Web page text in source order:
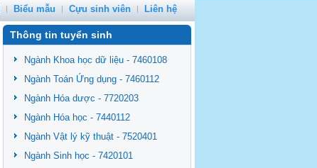
Biểu mẫu Cựu sinh viên Liên hệ
Thông tin tuyển sinh
Ngành Khoa học dữ liệu - 7460108
Ngành Toán Ứng dụng - 7460112
Ngành Hóa dược - 7720203
Ngành Hóa học - 7440112
Ngành Vật lý kỹ thuật - 7520401
Ngành Sinh học - 7420101